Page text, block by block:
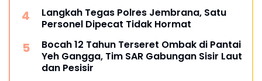
Langkah Tegas Polres Jembrana, Satu
Personel Dipecat Tidak Hormat
Bocah 12 Tahun Terseret Ombak di Pantai
Yeh Gangga, Tim SAR Gabungan Sisir Laut
dan Pesisir